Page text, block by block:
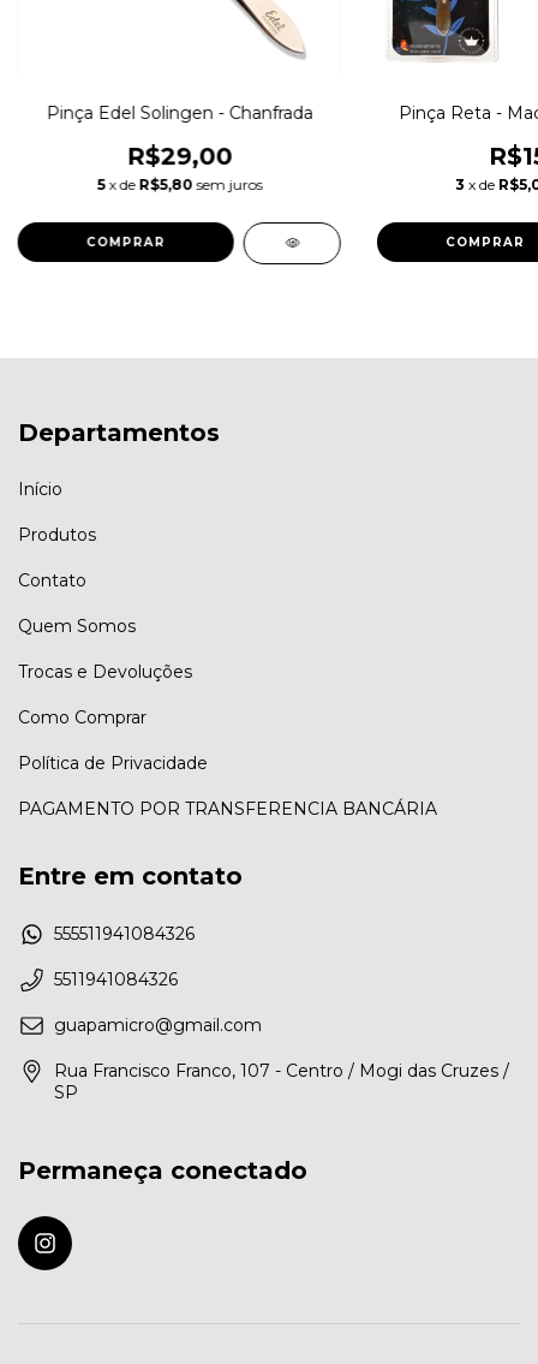
Pinça Edel Solingen - Chanfrada
R$29,00
5 x de R$5,80 sem juros
Pinça Reta -
3 x de
Departamentos
Início
Produtos
Contato
Quem Somos
Trocas e Devoluções
Como Comprar
Política de Privacidade
PAGAMENTO POR TRANSFERENCIA BANCÁRIA
Entre em contato
555511941084326
5511941084326
guapamicro@gmail.com
Rua Francisco Franco, 107 - Centro / Mogi das Cruzes /
SP
Permaneça conectado